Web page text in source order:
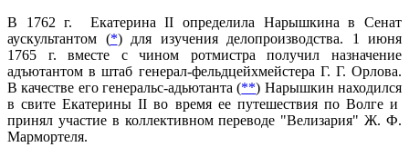
В 1762 г. Екатерина II определила Нарышкина в Сенат
аускультантом (*) для изучения делопроизводства. 1 июня
1765 г. вместе с чином ротмистра получил назначение
адъютантом в штаб генерал-фельдцейхмейстера Г. Г. Орлова.
В качестве его генеральс-адьютанта (**) Нарышкин находился
в свите Екатерины II во время ее путешествия по Волге и
принял участие в коллективном переводе "Велизария" Ж. Ф.
Мармортеля.